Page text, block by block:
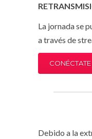
La jornada se
a través de
Debido a la